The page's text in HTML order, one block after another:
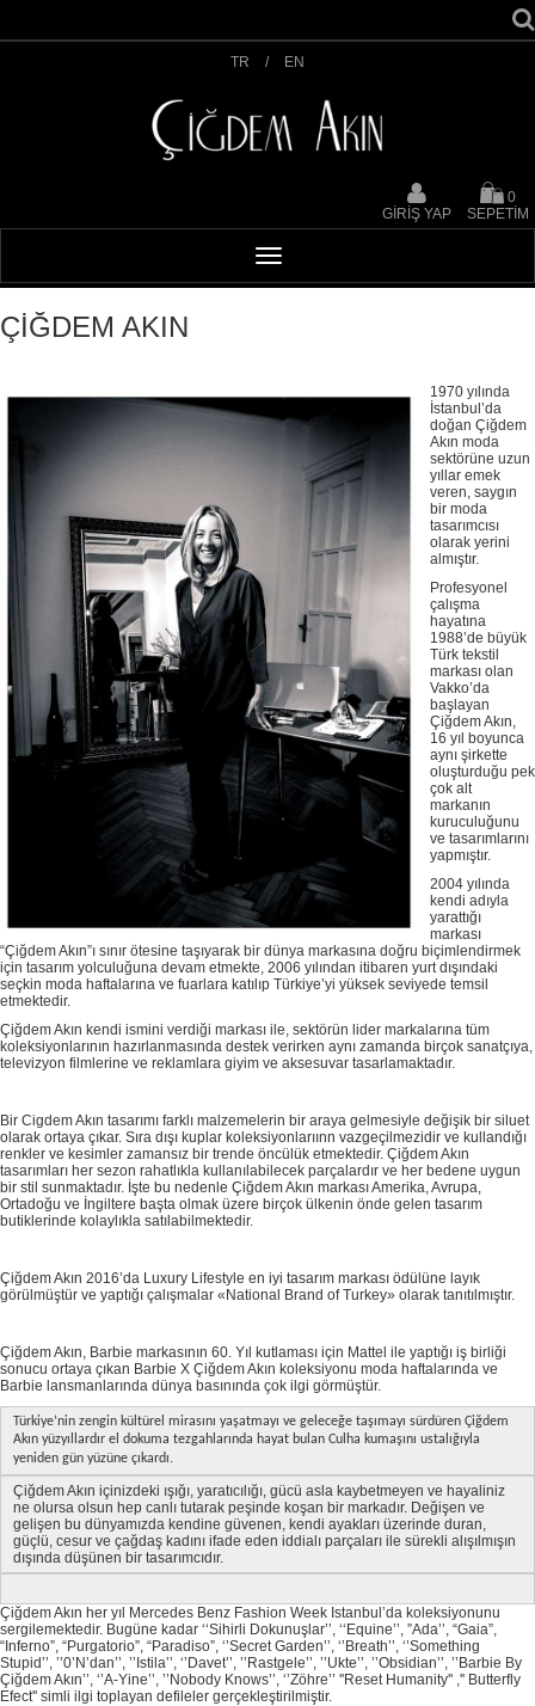
TR / EN
GİRİŞ YAP
0
SEPETİM
ÇİĞDEM AKIN
1970 yılında
İstanbul’da
doğan Çiğdem
Akın moda
sektörüne uzun
yıllar emek
veren, saygın
bir moda
tasarımcısı
olarak yerini
almıştır.
Profesyonel
çalışma
hayatına
1988’de büyük
Türk tekstil
markası olan
Vakko’da
başlayan
Çiğdem Akın,
16 yıl boyunca
aynı şirkette
oluşturduğu pek
çok alt
markanın
kuruculuğunu
ve tasarımlarını
yapmıştır.
2004 yılında
kendi adıyla
yarattığı
markası
“Çiğdem Akın”ı sınır ötesine taşıyarak bir dünya markasına doğru biçimlendirmek
için tasarım yolculuğuna devam etmekte, 2006 yılından itibaren yurt dışındaki
seçkin moda haftalarına ve fuarlara katılıp Türkiye’yi yüksek seviyede temsil
etmektedir.
Çiğdem Akın kendi ismini verdiği markası ile, sektörün lider markalarına tüm
koleksiyonlarının hazırlanmasında destek verirken aynı zamanda birçok sanatçıya,
televizyon filmlerine ve reklamlara giyim ve aksesuvar tasarlamaktadır.
Bir Cigdem Akın tasarımı farklı malzemelerin bir araya gelmesiyle değişik bir siluet
olarak ortaya çıkar. Sıra dışı kuplar koleksiyonlarıınn vazgeçilmezidir ve kullandığı
renkler ve kesimler zamansız bir trende öncülük etmektedir. Çiğdem Akın
tasarımları her sezon rahatlıkla kullanılabilecek parçalardır ve her bedene uygun
bir stil sunmaktadır. İşte bu nedenle Çiğdem Akın markası Amerika, Avrupa,
Ortadoğu ve İngiltere başta olmak üzere birçok ülkenin önde gelen tasarım
butiklerinde kolaylıkla satılabilmektedir.
Çiğdem Akın 2016’da Luxury Lifestyle en iyi tasarım markası ödülüne layık
görülmüştür ve yaptığı çalışmalar «National Brand of Turkey» olarak tanıtılmıştır.
Çiğdem Akın, Barbie markasının 60. Yıl kutlaması için Mattel ile yaptığı iş birliği
sonucu ortaya çıkan Barbie X Çiğdem Akın koleksiyonu moda haftalarında ve
Barbie lansmanlarında dünya basınında çok ilgi görmüştür.
Türkiye’nin zengin kültürel mirasını yaşatmayı ve geleceğe taşımayı sürdüren Çiğdem
Akın yüzyıllardır el dokuma tezgahlarında hayat bulan Culha kumaşını ustalığıyla
yeniden gün yüzüne çıkardı.
Çiğdem Akın içinizdeki ışığı, yaratıcılığı, gücü asla kaybetmeyen ve hayaliniz
ne olursa olsun hep canlı tutarak peşinde koşan bir markadır. Değişen ve
gelişen bu dünyamızda kendine güvenen, kendi ayakları üzerinde duran,
güçlü, cesur ve çağdaş kadını ifade eden iddialı parçaları ile sürekli alışılmışın
dışında düşünen bir tasarımcıdır.
Çiğdem Akın her yıl Mercedes Benz Fashion Week Istanbul’da koleksiyonunu
sergilemektedir. Bugüne kadar ‘‘Sihirli Dokunuşlar’’, ‘‘Equine’’, ”Ada’’, “Gaia”,
“Inferno”, “Purgatorio”, “Paradiso”, ‘’Secret Garden’’, ‘’Breath’’, ‘’Something
Stupid’’, ’’0’N’dan’’, ’’Istila’’, ‘’Davet’’, ’’Rastgele’’, ’’Ukte’’, ’’Obsidian’’, ’’Barbie By
Çiğdem Akın’’, ‘’A-Yine’’, ’’Nobody Knows’’, ‘’Zöhre’’ ''Reset Humanity'' ,'' Butterfly
Efect'' simli ilgi toplayan defileler gerçekleştirilmiştir.